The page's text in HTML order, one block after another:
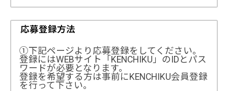
応募登録方法
①下記ページより応募登録をしてください。
登録にはWEBサイト「KENCHIKU」のIDとパス
ワードが必要となります。
登録を希望する方は事前にKENCHIKU会員登録
を行って下さい。